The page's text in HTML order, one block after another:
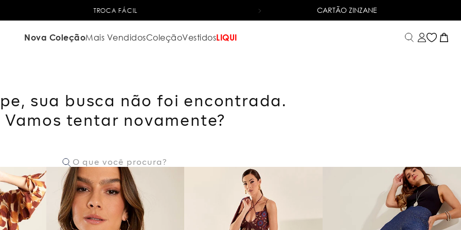
TROCA FÁCIL 6X SEM JUROSNO CARTÃO DE CRÉDITO
CARTÃO ZINZANE
Nova ColeçãoMais VendidosColeçãoVestidosLIQUI
sua busca não foi encontrada.
Vamos tentar novamente?